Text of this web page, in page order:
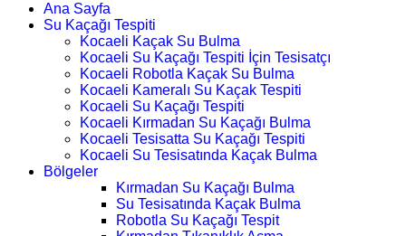
Ana Sayfa
Su Kaçağı Tespiti
Kocaeli Kaçak Su Bulma
Kocaeli Su Kaçağı Tespiti İçin Tesisatçı
Kocaeli Robotla Kaçak Su Bulma
Kocaeli Kameralı Su Kaçak Tespiti
Kocaeli Su Kaçağı Tespiti
Kocaeli Kırmadan Su Kaçağı Bulma
Kocaeli Tesisatta Su Kaçağı Tespiti
Kocaeli Su Tesisatında Kaçak Bulma
Bölgeler
Kırmadan Su Kaçağı Bulma
Su Tesisatında Kaçak Bulma
Robotla Su Kaçağı Tespit